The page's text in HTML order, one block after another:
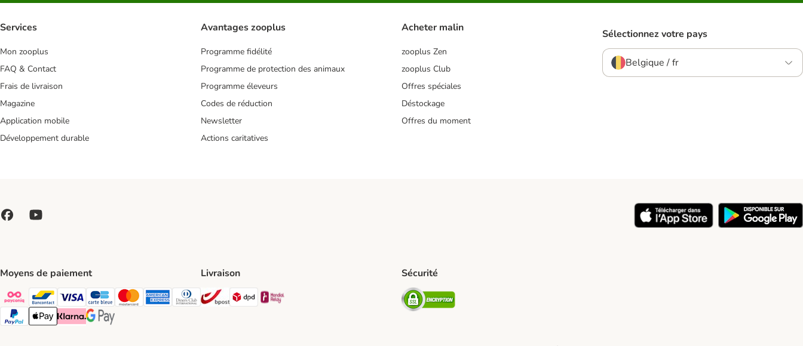
Services
Mon zooplus
FAQ & Contact
Frais de livraison
Magazine
Application mobile
Développement durable
Avantages zooplus
Programme fidélité
Programme de protection des animaux
Programme éleveurs
Codes de réduction
Newsletter
Actions caritatives
Acheter malin
zooplus Zen
zooplus Club
Offres spéciales
Déstockage
Offres du moment
Sélectionnez votre pays
Belgique / fr
Moyens de paiement
Payconiq Payment Method
bancontact Payment Method
Visa Payment Method
carte bleue Payment Method
Master card Payment Method
American express Payment Method
Diners club Payment Method
Paypal Payment Method
Apple Pay Payment Method
Klarna Payment Method
Google Pay Payment Method
Livraison
Bpost Shipping Method
DPD Shipping Method
Mondial relay Shipping Method
Sécurité
Security